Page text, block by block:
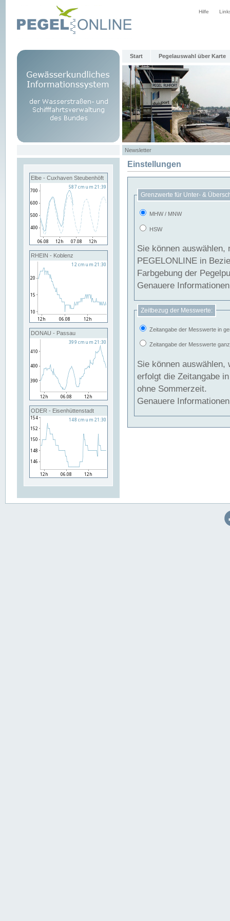
Hilfe
Start Pegelauswahl über Karte
Newsletter
Elbe - Cuxhaven Steubenhöft
RHEIN - Koblenz
DONAU - Passau
ODER - Eisenhüttenstadt
Einstellungen
Grenzwerte für Unter- &
MHW / MNW
HSW
Sie können
PEGELONLINE in Beziehung
Farbgebung der
Genauere
Zeitbezug der Messwerte:
Zeitangabe der Messwerte in
Zeitangabe der Messwerte
Sie können auswählen,
erfolgt die Zeitangabe
ohne Sommerzeit.
Genauere